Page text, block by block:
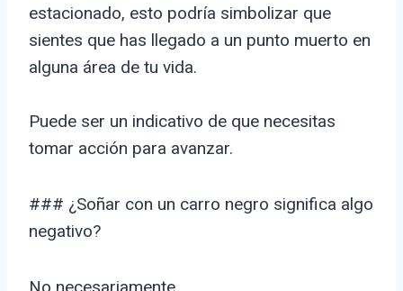
estacionado, esto podría simbolizar que
sientes que has llegado a un punto muerto en
alguna área de tu vida.
Puede ser un indicativo de que necesitas
tomar acción para avanzar.
### ¿Soñar con un carro negro significa algo
negativo?